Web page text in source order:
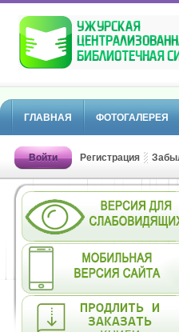
ГЛАВНАЯ ФОТОГАЛЕРЕЯ
Войти Регистрация